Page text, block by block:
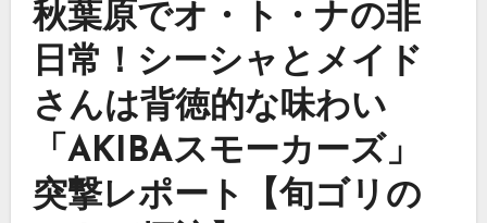
秋葉原でオ・ト・ナの非
日常！シーシャとメイド
さんは背徳的な味わい
「AKIBAスモーカーズ」
突撃レポート【旬ゴリの